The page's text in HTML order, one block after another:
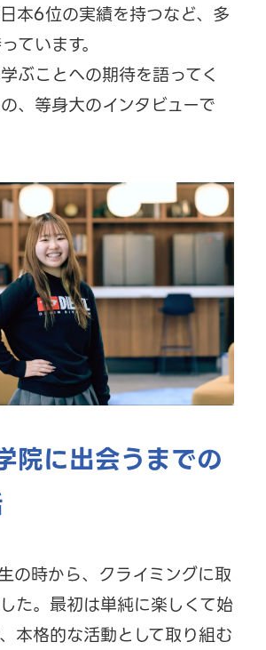
本6位の実績を持つなど、多
ています。
ぶことへの期待を語ってく
、等身大のインタビューで
院に出会うまでの
の時から、クライミングに取
た。最初は単純に楽しくて始
本格的な活動として取り組む